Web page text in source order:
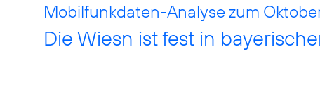
Mobilfunkdaten-Analyse zum
Die Wiesn ist fest in